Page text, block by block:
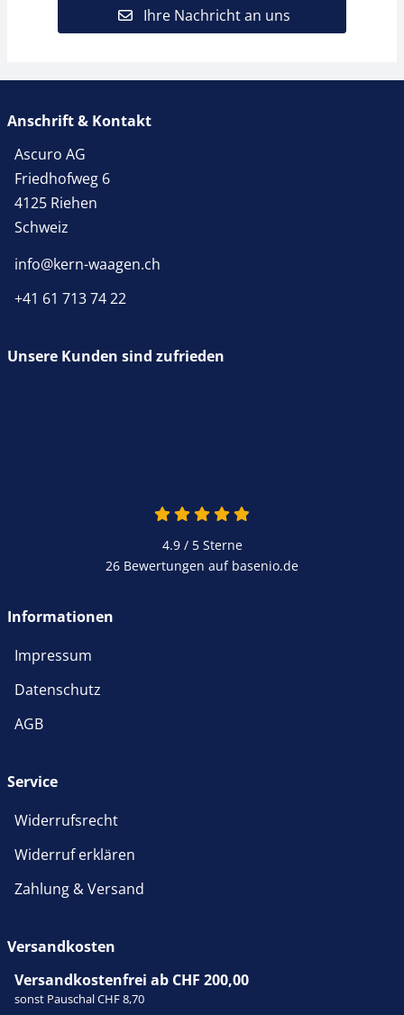
Ihre Nachricht an uns
Anschrift & Kontakt
Ascuro AG
Friedhofweg 6
4125 Riehen
Schweiz
info@kern-waagen.ch
+41 61 713 74 22
Unsere Kunden sind zufrieden
4.9 / 5Sterne
26 Bewertungen auf basenio.de
Informationen
Impressum
Datenschutz
AGB
Service
Widerrufsrecht
Widerruf erklären
Zahlung & Versand
Versandkosten
Versandkostenfrei ab CHF 200,00
sonst Pauschal CHF 8,70